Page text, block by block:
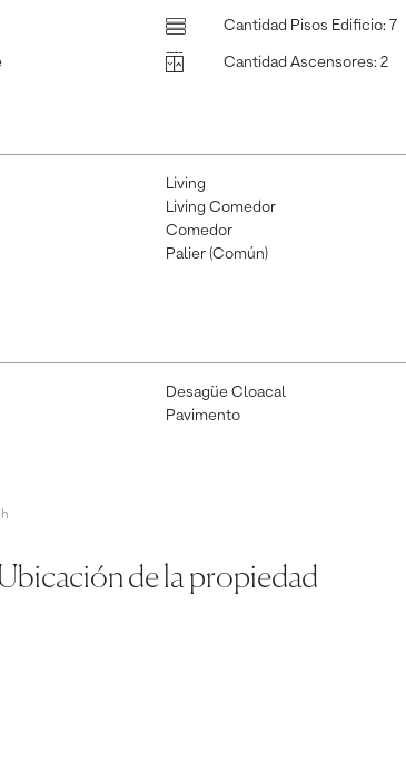
Cantidad Pisos Edificio: 7
Cantidad Ascensores: 2
Living
Living Comedor
Comedor
Palier (Común)
Desagüe Cloacal
Pavimento
Ubicación de la propiedad